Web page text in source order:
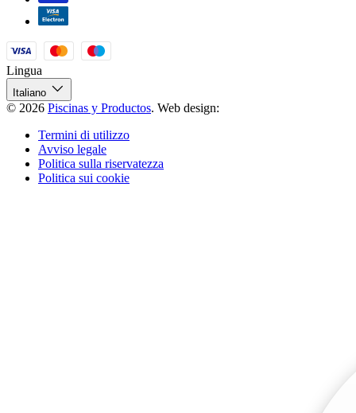
Lingua
Italiano
© 2026 Piscinas y Productos. Web design:
Termini di utilizzo
Avviso legale
Politica sulla riservatezza
Politica sui cookie